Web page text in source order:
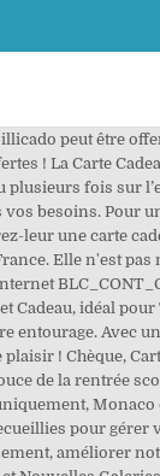
peut être
! La Carte
plusieurs fois sur
vos besoins. Pour
leur une carte
Elle n'est
Cadeau, idéal pour
entourage. Avec
! Chèque,
de la rentrée
Monaco
pour gérer
améliorer